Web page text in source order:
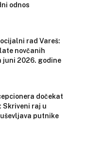
odnos
rad Vareš:
novčanih
juni 2026. godine
dočekat
Skriveni raj u
putnike